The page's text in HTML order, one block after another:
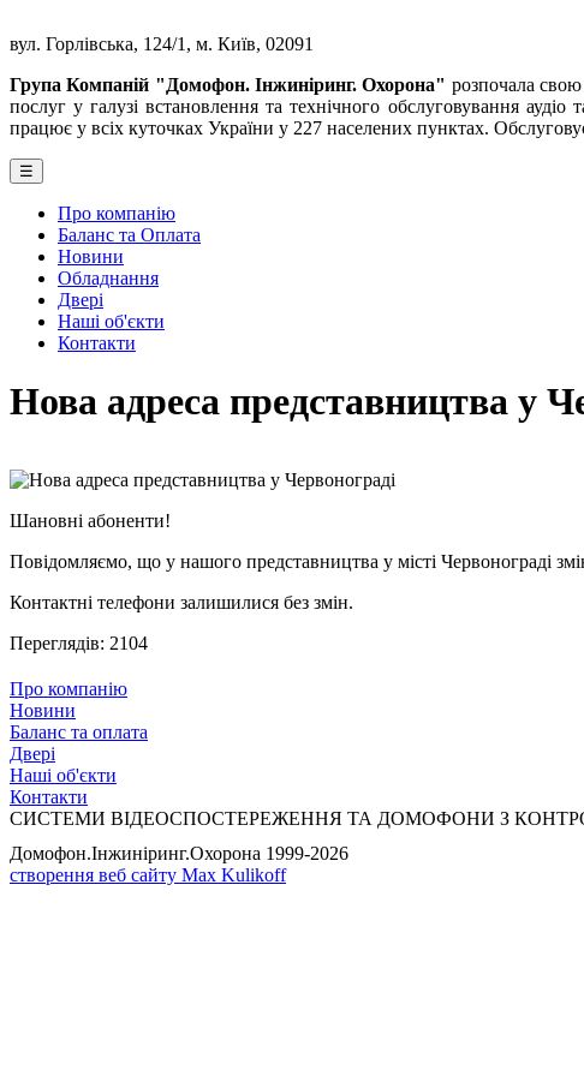
вул. Горлівська, 124/1, м. Київ, 02091
Група Компаній "Домофон. Інжиніринг. Охорона" розпочала
послуг у галузі встановлення та технічного обслуговування
працює у всіх куточках України у 227 населених пунктах.
☰
Про компанію
Баланс та Оплата
Новини
Обладнання
Двері
Наші об'єкти
Контакти
Нова адреса представництва у
Шановні абоненти!
Повідомляємо, що у нашого представництва у місті Червонограді
Контактні телефони залишилися без змін.
Переглядів: 2104
Про компанію
Новини
Баланс та оплата
Двері
Наші об'єкти
Контакти
СИСТЕМИ ВІДЕОСПОСТЕРЕЖЕННЯ ТА ДОМОФОНИ З
Домофон.Інжиніринг.Охорона 1999-2026
створення веб сайту Max Kulikoff